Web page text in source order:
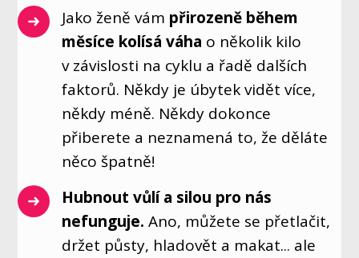
Jako ženě vám přirozeně během
měsíce kolísá váha o několik kilo
v závislosti na cyklu a řadě dalších
faktorů. Někdy je úbytek vidět více,
někdy méně. Někdy dokonce
přiberete a neznamená to, že děláte
něco špatně!
Hubnout vůlí a silou pro nás
nefunguje. Ano, můžete se přetlačit,
držet půsty, hladovět a makat... ale